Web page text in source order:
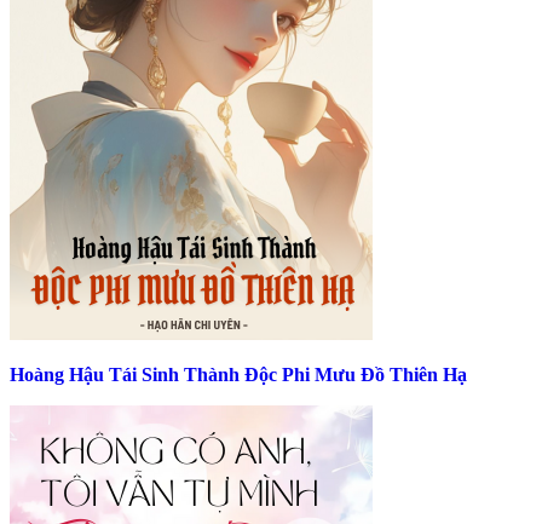
Hoàng Hậu Tái Sinh Thành Độc Phi Mưu Đồ Thiên Hạ